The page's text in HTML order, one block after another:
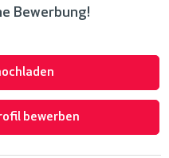
Bewerbung!
bewerben